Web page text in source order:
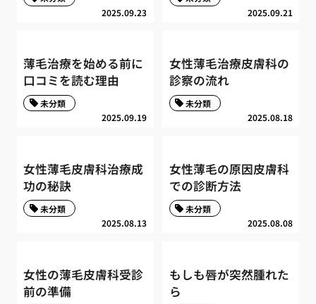
2025.09.23 2025.09.21
薄毛治療を始める前に
口コミを読む理由
2025.09.19
未分類
女性薄毛治療皮膚科の
診察の流れ
2025.08.18
未分類
女性薄毛皮膚科治療成
功の秘訣
2025.08.13
未分類
女性薄毛の原因皮膚科
での診断方法
2025.08.08
未分類
女性の薄毛皮膚科受診
前の準備
もしも唇が突然腫れた
ら